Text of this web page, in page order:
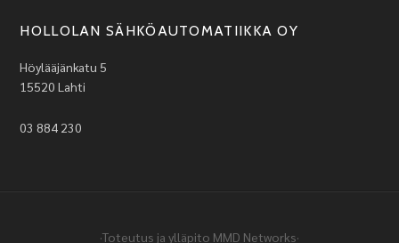
HOLLOLAN SÄHKÖAUTOMATIIKKA OY
Höylääjänkatu 5
15520 Lahti
03 884 230
·Toteutus ja ylläpito MMD Networks·